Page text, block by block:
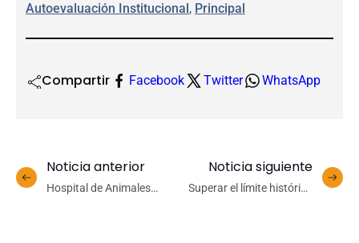
Autoevaluación Institucional , Principal
Compartir Facebook Twitter WhatsApp
Noticia anterior
Hospital de Animales
Noticia siguiente
Superar el límite histórico